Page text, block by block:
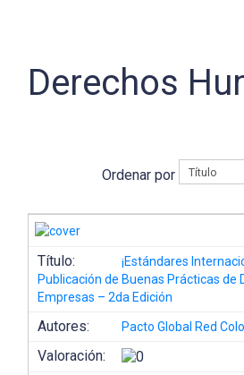
Derechos
Ordenar por
Título:
¡Estándares
Publicación de Buenas Prácticas de
Empresas – 2da Edición
Autores: Pacto Global Red
Valoración: